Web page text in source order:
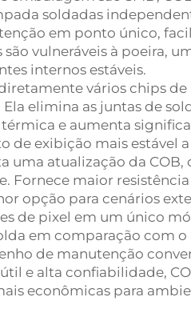
soldadas
em ponto único,
vulneráveis à poeira,
internos estáveis.
vários chips
elimina as juntas de
e aumenta
de exibição mais estável
uma atualização da
Fornece maior
opção para cenários
de pixel em um único
em comparação com
de manutenção
e alta confiabilidade,
econômicas para